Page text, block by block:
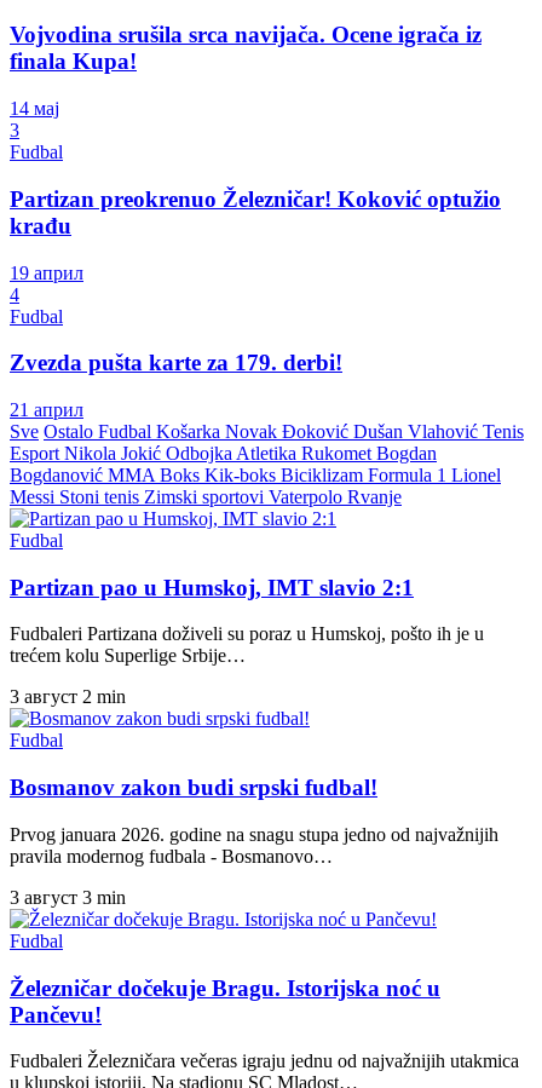
Vojvodina srušila srca navijača. Ocene igrača iz
finala Kupa!
14 мај
3
Fudbal
Partizan preokrenuo Železničar! Koković optužio
krađu
19 април
4
Fudbal
Zvezda pušta karte za 179. derbi!
21 април
Sve Ostalo Fudbal Košarka Novak Đoković Dušan Vlahović Tenis
Esport Nikola Jokić Odbojka Atletika Rukomet Bogdan
Bogdanović MMA Boks Kik-boks Biciklizam Formula 1 Lionel
Messi Stoni tenis Zimski sportovi Vaterpolo Rvanje
Fudbal
Partizan pao u Humskoj, IMT slavio 2:1
Fudbaleri Partizana doživeli su poraz u Humskoj, pošto ih je u
trećem kolu Superlige Srbije…
3 август 2 min
Fudbal
Bosmanov zakon budi srpski fudbal!
Prvog januara 2026. godine na snagu stupa jedno od najvažnijih
pravila modernog fudbala - Bosmanovo…
3 август 3 min
Fudbal
Železničar dočekuje Bragu. Istorijska noć u
Pančevu!
Fudbaleri Železničara večeras igraju jednu od najvažnijih utakmica
u klupskoj istoriji. Na stadionu SC Mladost…